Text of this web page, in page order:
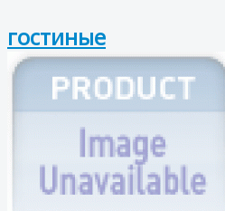
гостиные